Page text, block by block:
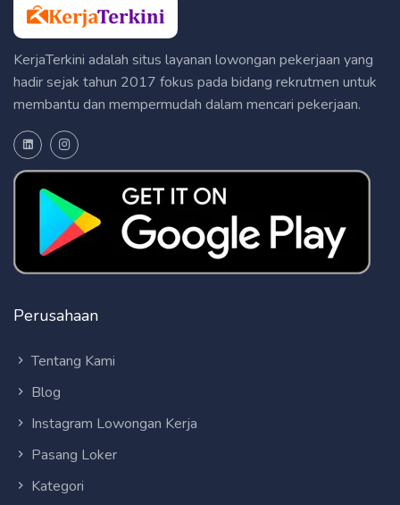
KerjaTerkini adalah situs layanan lowongan pekerjaan yang
hadir sejak tahun 2017 fokus pada bidang rekrutmen untuk
membantu dan mempermudah dalam mencari pekerjaan.
Perusahaan
Tentang Kami
Blog
Instagram Lowongan Kerja
Pasang Loker
Kategori